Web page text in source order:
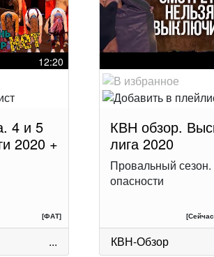
12:20
4 и 5
2020 +
[ФАТ]
...
КВН обзор.
лига 2020
Провальный
опасности
КВН-Обзор